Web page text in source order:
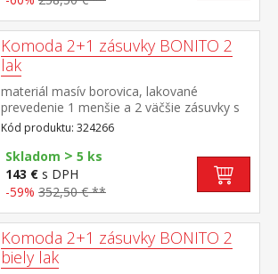
Komoda 2+1 zásuvky BONITO 2
lak
materiál masív borovica, lakované
prevedenie 1 menšie a 2 väčšie zásuvky s
kovovými pojazdmi
Kód produktu: 324266
Skladom > 5 ks
143 € s DPH
-59% 352,50 € **
Komoda 2+1 zásuvky BONITO 2
biely lak